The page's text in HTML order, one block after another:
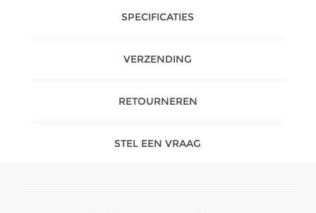
SPECIFICATIES
VERZENDING
RETOURNEREN
STEL EEN VRAAG